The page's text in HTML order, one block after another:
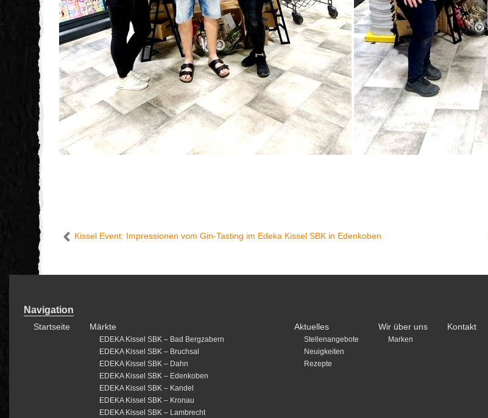
Kissel Event: Impressionen vom Gin-Tasting im Edeka Kissel SBK in Edenkoben
Navigation
Startseite Märkte
EDEKA Kissel SBK – Bad Bergzabern
EDEKA Kissel SBK – Bruchsal
EDEKA Kissel SBK – Dahn
EDEKA Kissel SBK – Edenkoben
EDEKA Kissel SBK – Kandel
EDEKA Kissel SBK – Kronau
EDEKA Kissel SBK – Lambrecht
Aktuelles
Stellenangebote
Neuigkeiten
Rezepte
Wir über uns
Marken
Kontakt